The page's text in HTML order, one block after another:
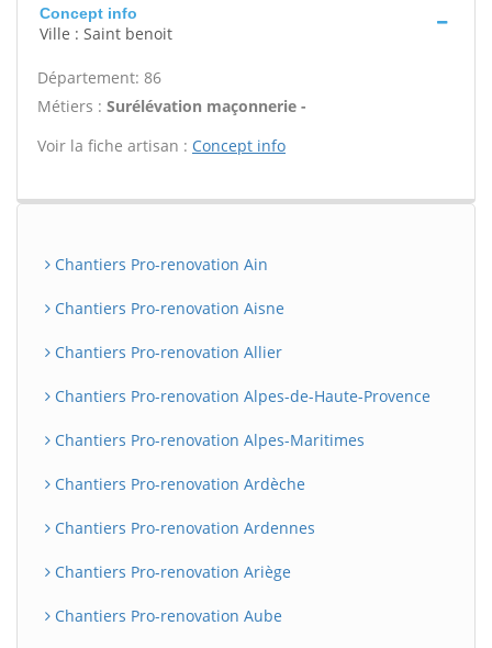
Concept info
Ville : Saint benoit
Département: 86
Métiers : Surélévation maçonnerie -
Voir la fiche artisan : Concept info
Chantiers Pro-renovation Ain
Chantiers Pro-renovation Aisne
Chantiers Pro-renovation Allier
Chantiers Pro-renovation Alpes-de-Haute-Provence
Chantiers Pro-renovation Alpes-Maritimes
Chantiers Pro-renovation Ardèche
Chantiers Pro-renovation Ardennes
Chantiers Pro-renovation Ariège
Chantiers Pro-renovation Aube